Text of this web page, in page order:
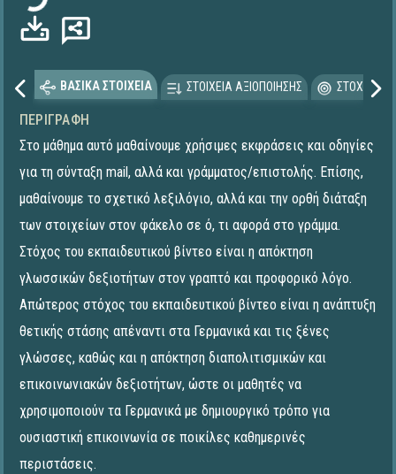
ΒΑΣΙΚΑ ΣΤΟΙΧΕΙΑ ΣΤΟΙΧΕΙΑ ΑΞΙΟΠΟΙΗΣΗΣ
ΠΕΡΙΓΡΑΦΉ
Στο μάθημα αυτό μαθαίνουμε χρήσιμες εκφράσεις και οδηγίες
για τη σύνταξη mail, αλλά και γράμματος/επιστολής. Επίσης,
μαθαίνουμε το σχετικό λεξιλόγιο, αλλά και την ορθή διάταξη
των στοιχείων στον φάκελο σε ό, τι αφορά στο γράμμα.
Στόχος του εκπαιδευτικού βίντεο είναι η απόκτηση
γλωσσικών δεξιοτήτων στον γραπτό και προφορικό λόγο.
Απώτερος στόχος του εκπαιδευτικού βίντεο είναι η ανάπτυξη
θετικής στάσης απέναντι στα Γερμανικά και τις ξένες
γλώσσες, καθώς και η απόκτηση διαπολιτισμικών και
επικοινωνιακών δεξιοτήτων, ώστε οι μαθητές να
χρησιμοποιούν τα Γερμανικά με δημιουργικό τρόπο για
ουσιαστική επικοινωνία σε ποικίλες καθημερινές
περιστάσεις.